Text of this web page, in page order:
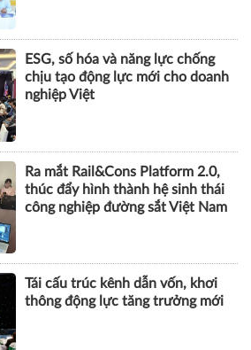
ESG, số hóa và năng lực chống
chịu tạo động lực mới cho doanh
nghiệp Việt
Ra mắt Rail&Cons Platform 2.0,
thúc đẩy hình thành hệ sinh thái
công nghiệp đường sắt Việt Nam
Tái cấu trúc kênh dẫn vốn, khơi
thông động lực tăng trưởng mới